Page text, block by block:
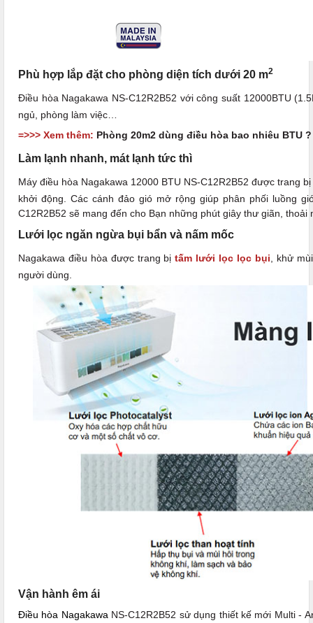
Phù hợp lắp đặt cho phòng diện tích dưới 20 m2
Điều hòa Nagakawa NS-C12R2B52 với công suất 12000BTU
ngủ, phòng làm việc…
=>>> Xem thêm: Phòng 20m2 dùng điều hòa bao nhiêu BTU ?
Làm lạnh nhanh, mát lạnh tức thì
Máy điều hòa Nagakawa 12000 BTU NS-C12R2B52 được trang
khởi động. Các cánh đảo gió mở rộng giúp phân phối luồng
C12R2B52 sẽ mang đến cho Bạn những phút giây thư giãn, thoải
Lưới lọc ngăn ngừa bụi bẩn và nấm mốc
Nagakawa điều hòa được trang bị tấm lưới lọc lọc bụi, khử
người dùng.
Vận hành êm ái
Điều hòa Nagakawa NS-C12R2B52 sử dụng thiết kế mới Multi -